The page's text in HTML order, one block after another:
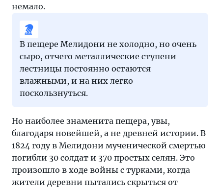
немало.
В пещере Мелидони не холодно, но очень
сыро, отчего металлические ступени
лестницы постоянно остаются
влажными, и на них легко
поскользнуться.
Но наиболее знаменита пещера, увы,
благодаря новейшей, а не древней истории. В
1824 году в Мелидони мученической смертью
погибли 30 солдат и 370 простых селян. Это
произошло в ходе войны с турками, когда
жители деревни пытались скрыться от